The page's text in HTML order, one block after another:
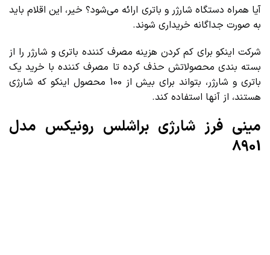
آیا همراه دستگاه شارژر و باتری ارائه می‌شود؟ خیر، این اقلام باید
به صورت جداگانه خریداری شوند.
شرکت اینکو برای کم کردن هزینه مصرف کننده باتری و شارژر را از
بسته بندی محصولاتش حذف کرده تا مصرف کننده با خرید یک
باتری و شارژر، بتواند برای بیش از 100 محصول اینکو که شارژی
هستند، از آنها استفاده کند.
مینی فرز شارژی براشلس رونیکس مدل
8901